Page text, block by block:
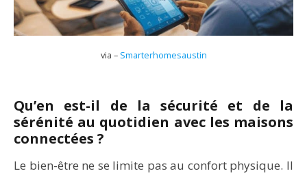
via – Smarterhomesaustin
Qu’en est-il de la sécurité et de la
sérénité au quotidien avec les maisons
connectées ?
Le bien-être ne se limite pas au confort physique. Il